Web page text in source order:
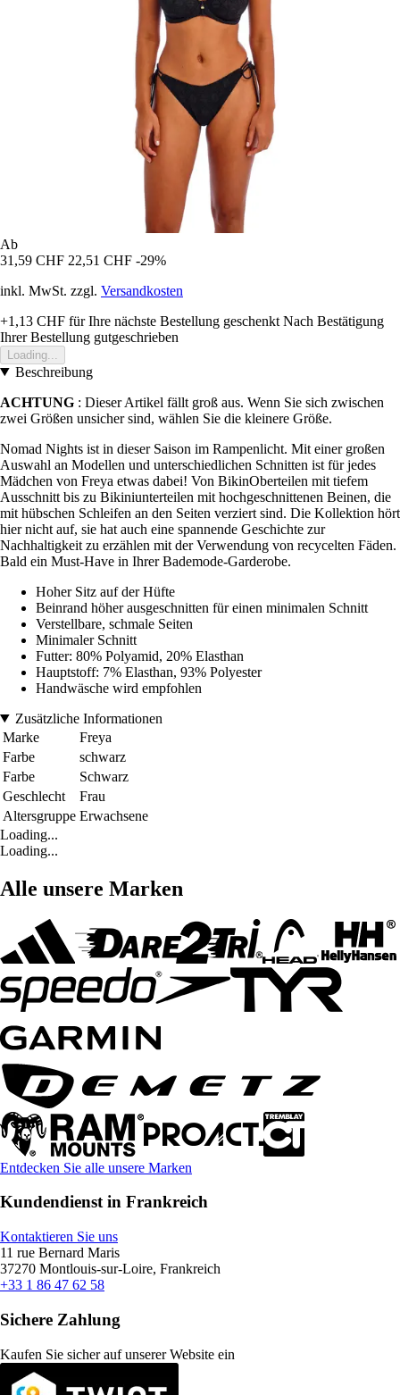
Ab
31,59 CHF 22,51 CHF -29%
inkl. MwSt. zzgl. Versandkosten
+1,13 CHF für Ihre nächste Bestellung geschenkt Nach Bestätigung
Ihrer Bestellung gutgeschrieben
Loading...
Beschreibung
ACHTUNG : Dieser Artikel fällt groß aus. Wenn Sie sich zwischen
zwei Größen unsicher sind, wählen Sie die kleinere Größe.
Nomad Nights ist in dieser Saison im Rampenlicht. Mit einer großen
Auswahl an Modellen und unterschiedlichen Schnitten ist für jedes
Mädchen von Freya etwas dabei! Von BikinOberteilen mit tiefem
Ausschnitt bis zu Bikiniunterteilen mit hochgeschnittenen Beinen, die
mit hübschen Schleifen an den Seiten verziert sind. Die Kollektion hört
hier nicht auf, sie hat auch eine spannende Geschichte zur
Nachhaltigkeit zu erzählen mit der Verwendung von recycelten Fäden.
Bald ein Must-Have in Ihrer Bademode-Garderobe.
Hoher Sitz auf der Hüfte
Beinrand höher ausgeschnitten für einen minimalen Schnitt
Verstellbare, schmale Seiten
Minimaler Schnitt
Futter: 80% Polyamid, 20% Elasthan
Hauptstoff: 7% Elasthan, 93% Polyester
Handwäsche wird empfohlen
Zusätzliche Informationen
Marke
Freya
Farbe
schwarz
Farbe
Schwarz
Geschlecht
Frau
Altersgruppe Erwachsene
Loading...
Loading...
Alle unsere Marken
Entdecken Sie alle unsere Marken
Kundendienst in Frankreich
Kontaktieren Sie uns
11 rue Bernard Maris
37270 Montlouis-sur-Loire, Frankreich
+33 1 86 47 62 58
Sichere Zahlung
Kaufen Sie sicher auf unserer Website ein